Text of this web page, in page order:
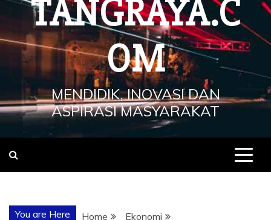
TANGRAYA.C
OM
MENDIDIK, INOVASI DAN
ASPIRASI MASYARAKAT
You are Here Home
Ekonomi